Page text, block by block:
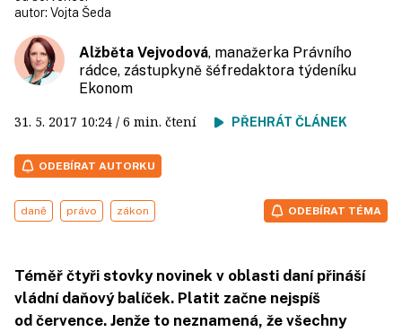
autor: Vojta Šeda
Alžběta Vejvodová, manažerka Právního
rádce, zástupkyně šéfredaktora týdeníku
Ekonom
31. 5. 2017 10:24 / 6 min. čtení PŘEHRÁT ČLÁNEK
ODEBÍRAT AUTORKU
daně právo zákon ODEBÍRAT TÉMA
Téměř čtyři stovky novinek v oblasti daní přináší
vládní daňový balíček. Platit začne nejspíš
od července. Jenže to neznamená, že všechny